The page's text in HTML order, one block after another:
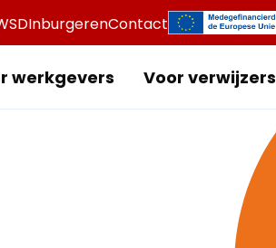
InburgerenContact
werkgevers Voor verwijzers